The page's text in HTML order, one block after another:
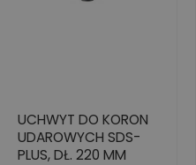
UCHWYT DO KORON
UDAROWYCH SDS-
PLUS, DŁ. 220 MM